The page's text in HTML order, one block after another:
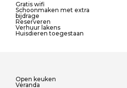
Gratis wifi
Schoonmaken met extra
bijdrage
Reserveren
Verhuur lakens
Huisdieren toegestaan
Open keuken
Veranda